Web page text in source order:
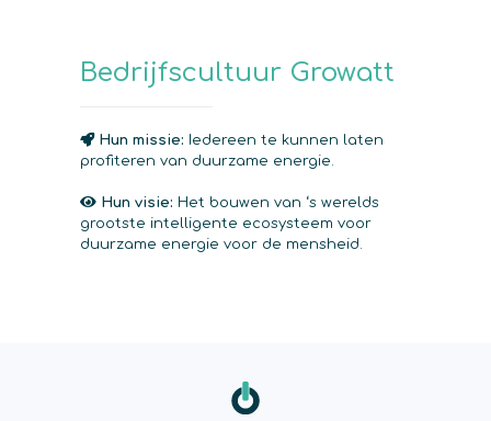
Bedrijfscultuur Growatt
Hun missie: Iedereen te kunnen laten
profiteren van duurzame energie.
Hun visie: Het bouwen van ‘s werelds
grootste intelligente ecosysteem voor
duurzame energie voor de mensheid.